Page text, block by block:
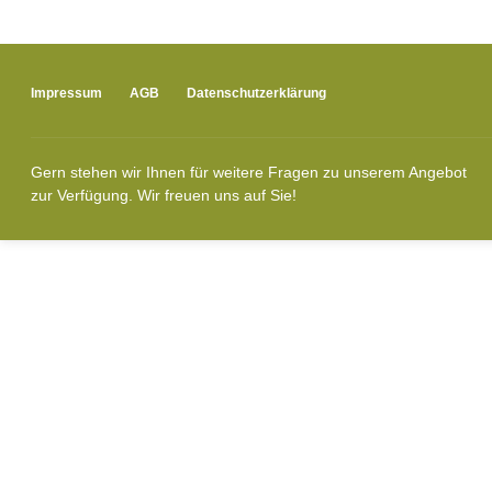
Impressum AGB Datenschutzerklärung
Gern stehen wir Ihnen für weitere Fragen zu unserem Angebot
zur Verfügung. Wir freuen uns auf Sie!